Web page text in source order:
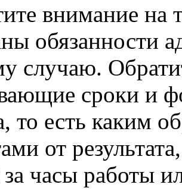
внимание на
обязанности
случаю.
сроки и
то есть каким
от
часы работы